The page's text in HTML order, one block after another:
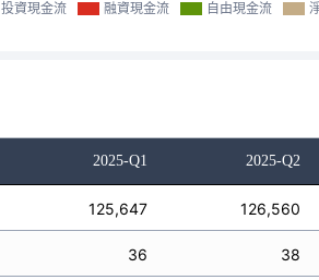
投資現金流 融資現金流 自由現金流
2025-Q1 2025-Q2
125,647 126,560
36 38